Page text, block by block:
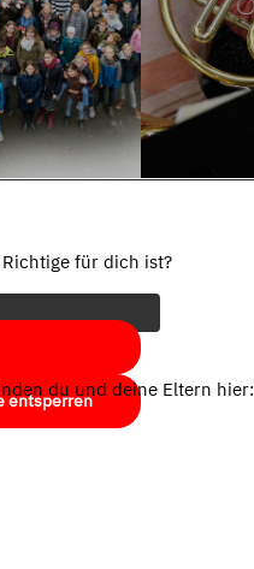
unten.
weitergegeben
entsperren
für dich ist?
du und deine Eltern hier: